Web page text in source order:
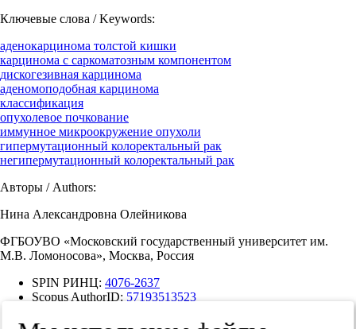
Ключевые слова / Keywords:
аденокарцинома толстой кишки
карцинома с саркоматозным компонентом
дискогезивная карцинома
аденомоподобная карцинома
классификация
опухолевое почкование
иммунное микроокружение опухоли
гипермутационный колоректальный рак
негипермутационный колоректальный рак
Авторы / Authors:
Нина Александровна Олейникова
ФГБОУВО «Московский государственный университет им.
М.В. Ломоносова», Москва, Россия
SPIN РИНЦ: 4076-2637
Scopus AuthorID: 57193513523
ORCID: 0000-0001-8564-8874